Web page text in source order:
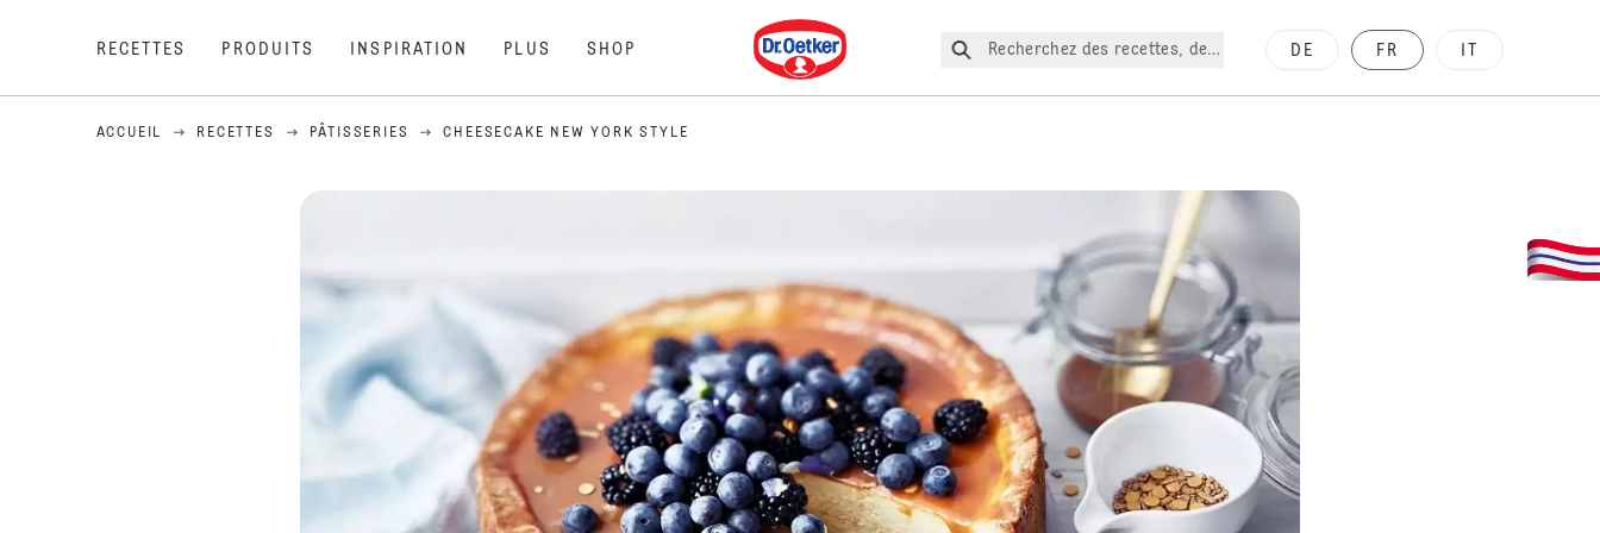
RECETTES PRODUITS INSPIRATION PLUS SHOP
Dr. Oetker
Recherchez des recettes, des produits, etc.
DE FR
ACCUEIL RECETTES PÂTISSERIES CHEESECAKE NEW YORK STYLE